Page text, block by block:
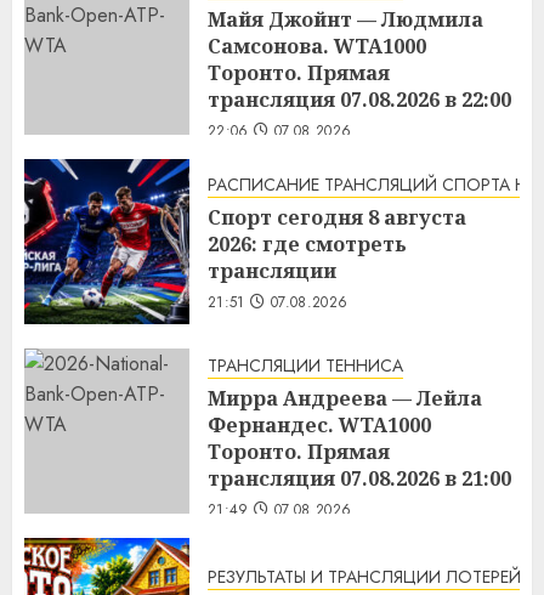
Майя Джойнт — Людмила
Самсонова. WTA1000
Торонто. Прямая
трансляция 07.08.2026 в 22:00
22:06 07.08.2026
РАСПИСАНИЕ ТРАНСЛЯЦИЙ СПОРТА НА
Спорт сегодня 8 августа
2026: где смотреть
трансляции
21:51 07.08.2026
ТРАНСЛЯЦИИ ТЕННИСА
Мирра Андреева — Лейла
Фернандес. WTA1000
Торонто. Прямая
трансляция 07.08.2026 в 21:00
21:49 07.08.2026
РЕЗУЛЬТАТЫ И ТРАНСЛЯЦИИ ЛОТЕРЕЙ